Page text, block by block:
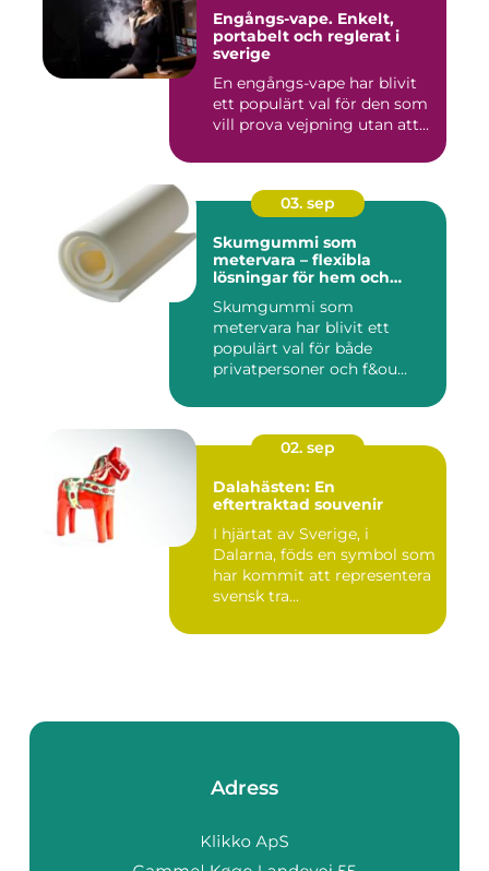
Engångs-vape. Enkelt,
portabelt och reglerat i
sverige
En engångs-vape har blivit
ett populärt val för den som
vill prova vejpning utan att...
03. sep
Skumgummi som
metervara – flexibla
lösningar för hem och
Skumgummi som
metervara har blivit ett
populärt val för både
privatpersoner och f&ou...
02. sep
Dalahästen: En
eftertraktad souvenir
I hjärtat av Sverige, i
Dalarna, föds en symbol som
har kommit att representera
svensk tra...
Adress